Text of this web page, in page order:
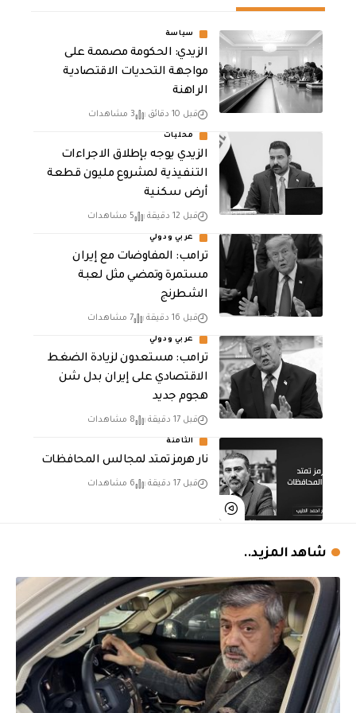
سياسة
الزيدي: الحكومة مصممة على
مواجهة التحديات الاقتصادية
الراهنة
قبل 10 دقائق 3 مشاهدات
محليات
الزيدي يوجه بإطلاق الاجراءات
التنفيذية لمشروع مليون قطعة
أرض سكنية
قبل 12 دقيقة 5 مشاهدات
عربي ودولي
‏ترامب: المفاوضات مع إيران
مستمرة وتمضي مثل لعبة
الشطرنج
قبل 16 دقيقة 7 مشاهدات
عربي ودولي
‏ترامب: مستعدون لزيادة الضغط
الاقتصادي على إيران بدل شن
هجوم جديد
قبل 17 دقيقة 8 مشاهدات
الثامنة
نار هرمز تمتد لمجالس المحافظات
قبل 17 دقيقة 6 مشاهدات
شاهد المزيد..